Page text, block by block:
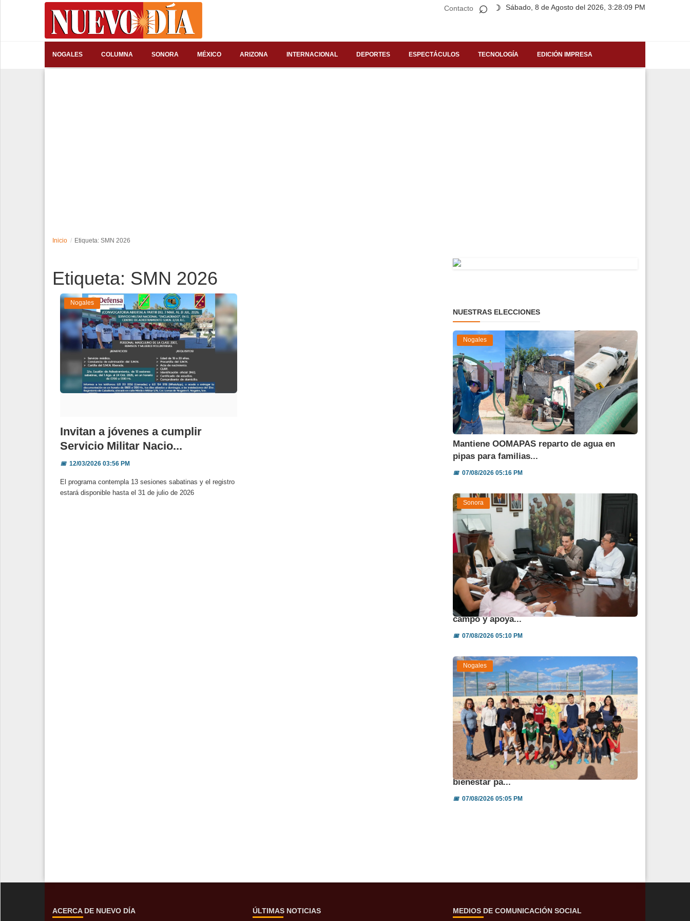
Contacto Sábado, 8 de Agosto del 2026, 3:28:09 PM
⌕ ☽
NOGALES COLUMNA SONORA MÉXICO ARIZONA INTERNACIONAL DEPORTES ESPECTÁCULOS TECNOLOGÍA EDICIÓN IMPRESA
Inicio Etiqueta: SMN 2026
Etiqueta: SMN 2026
Nogales
Invitan a jóvenes a cumplir
Servicio Militar Nacio...
📅12/03/2026 03:56 PM
El programa contempla 13 sesiones sabatinas y el registro
estará disponible hasta el 31 de julio de 2026
NUESTRAS ELECCIONES
Nogales
Mantiene OOMAPAS reparto de agua en
pipas para familias...
📅07/08/2026 05:16 PM
Sonora
Destina Sonora 850 mdp para fortalecer al
campo y apoya...
📅07/08/2026 05:10 PM
Nogales
Angélica Burgos impulsa jornada de salud y
bienestar pa...
📅07/08/2026 05:05 PM
ACERCA DE NUEVO DÍA ÚLTIMAS NOTICIAS MEDIOS DE COMUNICACIÓN SOCIAL